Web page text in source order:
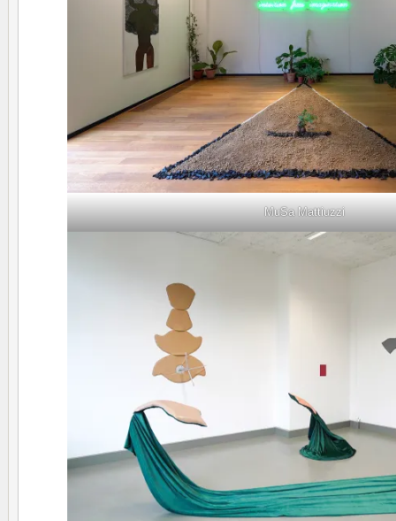
MuSa Mattiuzzi